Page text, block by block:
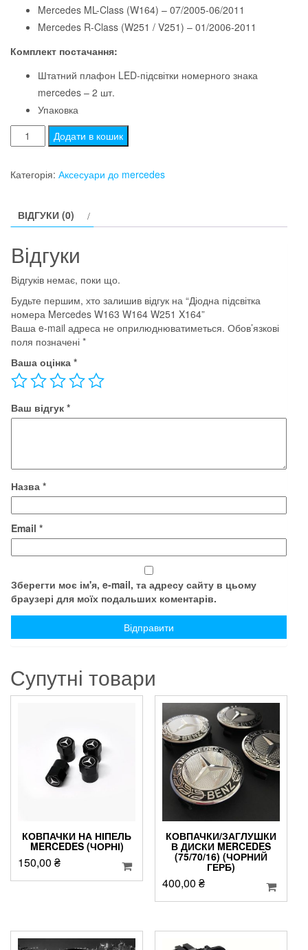
Mercedes ML-Class (W164) – 07/2005-06/2011
Mercedes R-Class (W251 / V251) – 01/2006-2011
Комплект постачання:
Штатний плафон LED-підсвітки номерного знака
mercedes – 2 шт.
Упаковка
Діодна
підсвітка
Mercedes
W164
X164
кількість
Додати в кошик
Категорія: Аксесуари до mercedes
ВІДГУКИ (0)
Відгуки
Відгуків немає, поки що.
Будьте першим, хто залишив відгук на “Діодна підсвітка
номера Mercedes W163 W164 W251 X164”
Ваша e-mail адреса не оприлюднюватиметься. Обов’язкові
поля позначені *
Ваша оцінка *
Ваш відгук *
Назва *
Email *
Зберегти моє ім'я, e-mail, та адресу сайту в цьому
браузері для моїх подальших коментарів.
Супутні товари
КОВПАЧКИ НА НІПЕЛЬ
MERCEDES (ЧОРНІ)
150,00 ₴
КОВПАЧКИ/ЗАГЛУШКИ
В ДИСКИ MERCEDES
(75/70/16) (ЧОРНИЙ
ГЕРБ)
400,00 ₴